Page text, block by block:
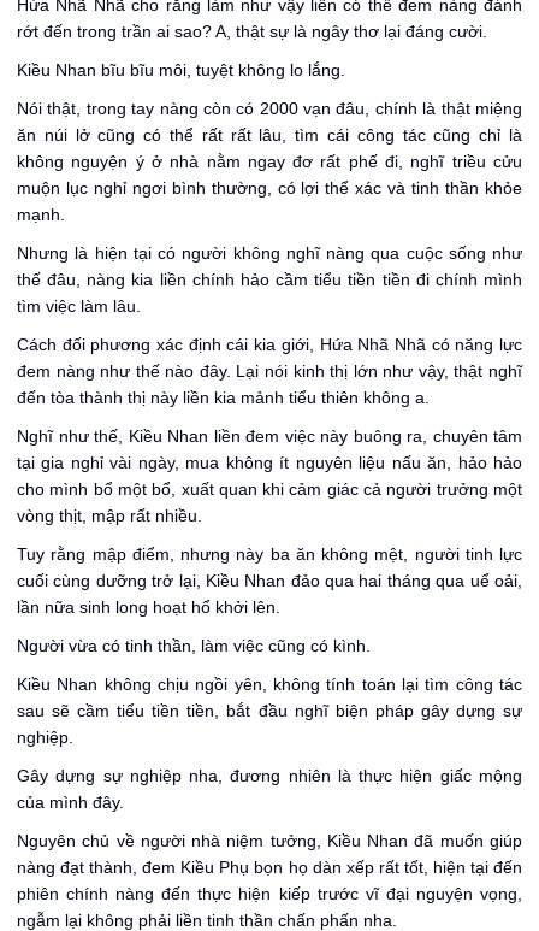
Hứa Nhã Nhã cho rằng làm như vậy liền có thể đem nàng đánh
rớt đến trong trần ai sao? A, thật sự là ngây thơ lại đáng cười.
Kiều Nhan bĩu bĩu môi, tuyệt không lo lắng.
Nói thật, trong tay nàng còn có 2000 vạn đâu, chính là thật miệng
ăn núi lở cũng có thể rất rất lâu, tìm cái công tác cũng chỉ là
không nguyện ý ở nhà nằm ngay đơ rất phế đi, nghĩ triều cửu
muộn lục nghỉ ngơi bình thường, có lợi thể xác và tinh thần khỏe
mạnh.
Nhưng là hiện tại có người không nghĩ nàng qua cuộc sống như
thế đâu, nàng kia liền chính hảo cầm tiểu tiền tiền đi chính mình
tìm việc làm lâu.
Cách đối phương xác định cái kia giới, Hứa Nhã Nhã có năng lực
đem nàng như thế nào đây. Lại nói kinh thị lớn như vậy, thật nghĩ
đến tòa thành thị này liền kia mảnh tiểu thiên không a.
Nghĩ như thế, Kiều Nhan liền đem việc này buông ra, chuyên tâm
tại gia nghỉ vài ngày, mua không ít nguyên liệu nấu ăn, hảo hảo
cho mình bổ một bổ, xuất quan khi cảm giác cả người trưởng một
vòng thịt, mập rất nhiều.
Tuy rằng mập điểm, nhưng này ba ăn không mệt, người tinh lực
cuối cùng dưỡng trở lại, Kiều Nhan đảo qua hai tháng qua uể oải,
lần nữa sinh long hoạt hổ khởi lên.
Người vừa có tinh thần, làm việc cũng có kình.
Kiều Nhan không chịu ngồi yên, không tính toán lại tìm công tác
sau sẽ cầm tiểu tiền tiền, bắt đầu nghĩ biện pháp gây dựng sự
nghiệp.
Gây dựng sự nghiệp nha, đương nhiên là thực hiện giấc mộng
của mình đây.
Nguyên chủ về người nhà niệm tưởng, Kiều Nhan đã muốn giúp
nàng đạt thành, đem Kiều Phụ bọn họ dàn xếp rất tốt, hiện tại đến
phiên chính nàng đến thực hiện kiếp trước vĩ đại nguyện vọng,
ngẫm lại không phải liền tinh thần chấn phấn nha.